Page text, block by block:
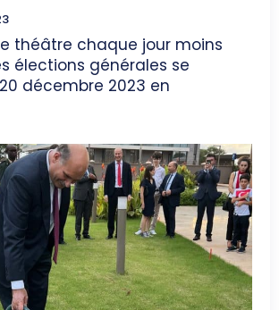
théâtre chaque jour moins
élections générales se
décembre 2023 en